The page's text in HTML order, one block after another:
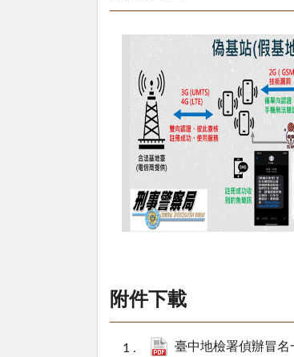
附件下載
臺中地檢署偵辦冒